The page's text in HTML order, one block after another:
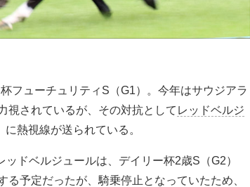
フューチュリティS（G1）。今年はサウジアラ
視されているが、その対抗として レッドベルジ
に熱視線が送られている。
ドベルジュールは、デイリー杯2歳S（G2）
予定だったが、騎乗停止となっていたため、